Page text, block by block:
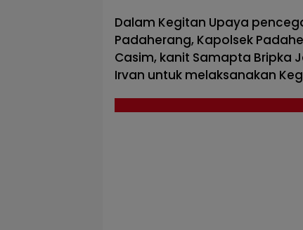
Dalam Kegitan Upaya
Padaherang, Kapolsek
Casim, kanit Samapta Bripka
Irvan untuk melaksanakan